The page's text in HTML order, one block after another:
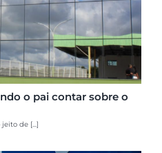
o pai contar sobre o
de [...]